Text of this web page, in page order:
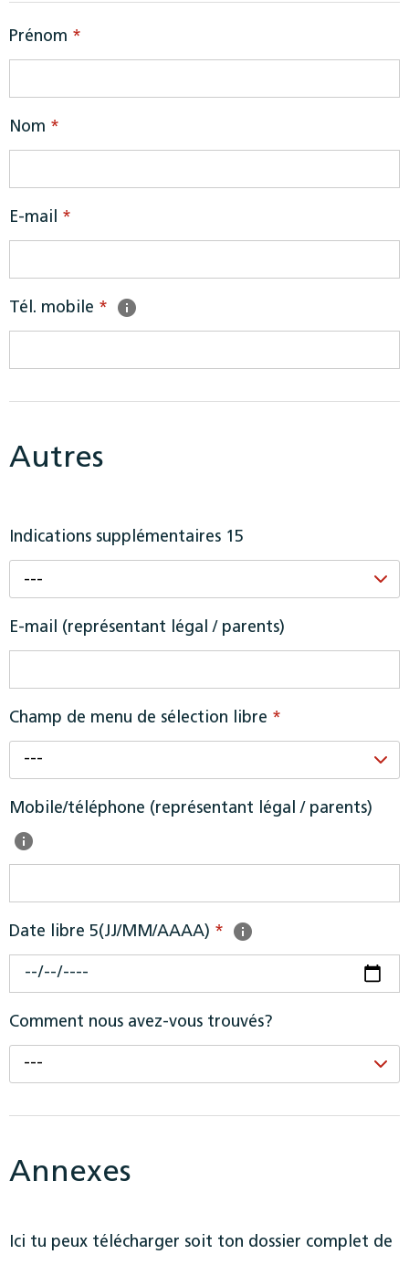
Prénom *
Nom *
E-mail *
Tél. mobile *
Autres
Indications supplémentaires 15
---
E-mail (représentant légal / parents)
Champ de menu de sélection libre *
---
Mobile/téléphone (représentant légal / parents)
Date libre 5(JJ/MM/AAAA) *
Comment nous avez-vous trouvés?
---
Annexes
Ici tu peux télécharger soit ton dossier complet de